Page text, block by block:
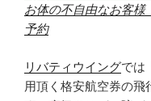
お体の不自由なお客
予約
リバティウイングでは
用頂く格安航空券の飛